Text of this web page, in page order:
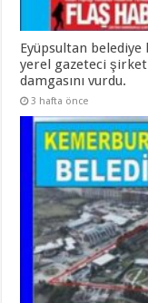
Eyüpsultan belediye
yerel gazeteci
damgasını vurdu.
3 hafta önce